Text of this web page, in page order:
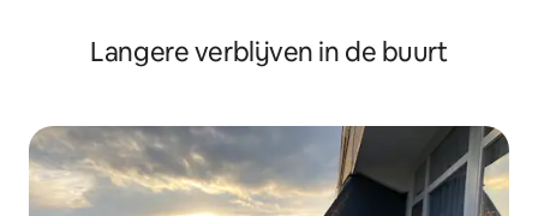
Langere verblijven in de buurt